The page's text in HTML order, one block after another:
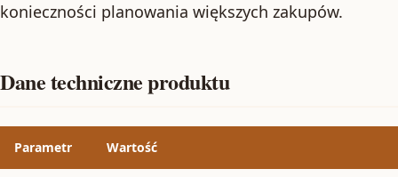
konieczności planowania większych zakupów.
Dane techniczne produktu
Parametr Wartość